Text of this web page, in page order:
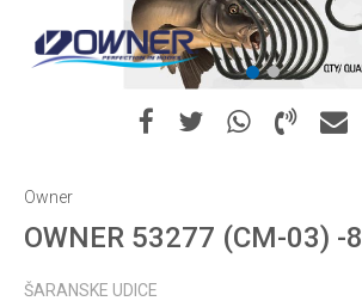
1 2
Owner
OWNER 53277 (CM-03) -8
ŠARANSKE UDICE